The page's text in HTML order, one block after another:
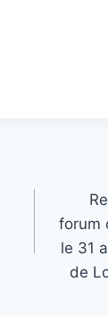
forum
le 31
de